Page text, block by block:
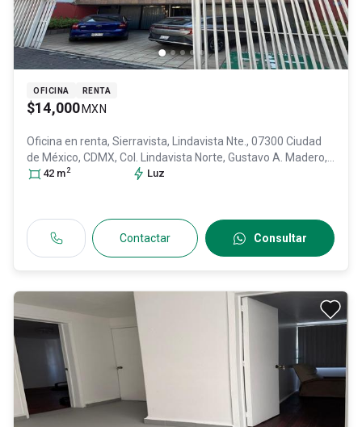
OFICINA RENTA
$14,000 MXN
Oficina en renta, Sierravista, Lindavista Nte., 07300 Ciudad
de México, CDMX, Col. Lindavista Norte, Gustavo A. Madero,
DF / CDMX
, C.P. 07300
42 m2 Luz
Contactar Consultar